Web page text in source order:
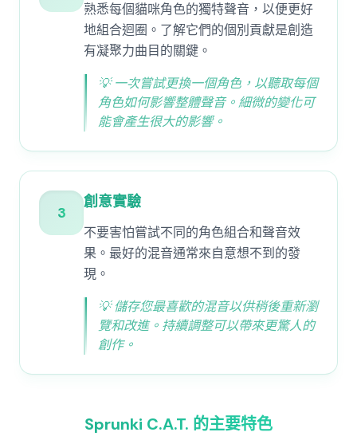
熟悉每個貓咪角色的獨特聲音，以便更好
地組合迴圈。了解它們的個別貢獻是創造
有凝聚力曲目的關鍵。
💡一次嘗試更換一個角色，以聽取每個
角色如何影響整體聲音。細微的變化可
能會產生很大的影響。
3
創意實驗
不要害怕嘗試不同的角色組合和聲音效
果。最好的混音通常來自意想不到的發
現。
💡儲存您最喜歡的混音以供稍後重新瀏
覽和改進。持續調整可以帶來更驚人的
創作。
Sprunki C.A.T. 的主要特色